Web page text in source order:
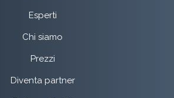
Esperti
Chi siamo
Prezzi
Diventa partner